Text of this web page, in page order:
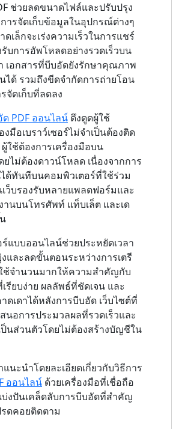
ช่วยลดขนาดไฟล์และปรับปรุง
ารจัดเก็บข้อมูลในอุปกรณ์ต่างๆ
ดเล็กจะเร่งความเร็วในการแชร์
บการอัพโหลดอย่างรวดเร็วบน
เอกสารที่บีบอัดยังรักษาคุณภาพ
ได้ รวมถึงขีดจำกัดการถ่ายโอน
จัดเก็บที่ลดลง
PDF ออนไลน์ ดึงดูดผู้ใช้
งมือเบราว์เซอร์ไม่จำเป็นต้องติด
ใช้ต้องการเครื่องมือบน
ยไม่ต้องดาวน์โหลด เนื่องจากการ
ได้ทันทีบนคอมพิวเตอร์ที่ใช้ร่วม
ว็บรองรับหลายแพลตฟอร์มและ
านบนโทรศัพท์ แท็บเล็ต และเด
ร์แบบออนไลน์ช่วยประหยัดเวลา
และลดขั้นตอนระหว่างการเตรี
ช้จำนวนมากให้ความสำคัญกับ
รียบง่าย ผลลัพธ์ที่ชัดเจน และ
เดาได้หลังการบีบอัด เว็บไซต์ที่
นอการประมวลผลที่รวดเร็วและ
ป็นส่วนตัวโดยไม่ต้องสร้างบัญชีใน
นะนำโดยละเอียดเกี่ยวกับวิธีการ
ออนไลน์ ด้วยเครื่องมือที่เชื่อถือ
งปันเคล็ดลับการบีบอัดที่สำคัญ
ดคอยติดตาม